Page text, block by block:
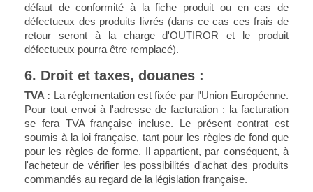
défaut de conformité à la fiche produit ou en cas de
défectueux des produits livrés (dans ce cas ces frais de
retour seront à la charge d'OUTIROR et le produit
défectueux pourra être remplacé).
6. Droit et taxes, douanes :
TVA : La réglementation est fixée par l'Union Européenne.
Pour tout envoi à l'adresse de facturation : la facturation
se fera TVA française incluse. Le présent contrat est
soumis à la loi française, tant pour les règles de fond que
pour les règles de forme. Il appartient, par conséquent, à
l'acheteur de vérifier les possibilités d'achat des produits
commandés au regard de la législation française.